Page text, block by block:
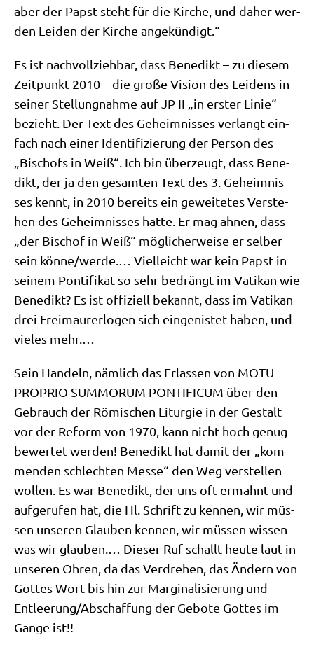
aber der Papst steht für die Kir­che, und daher wer­
den Lei­den der Kir­che angekündigt.“
Es ist nach­voll­zieh­bar, dass Bene­dikt – zu die­sem
Zeit­punkt 2010 – die gro­ße Visi­on des Lei­dens in
sei­ner Stel­lung­nah­me auf JP II „in erster Linie“
bezieht. Der Text des Geheim­nis­ses ver­langt ein­
fach nach einer Iden­ti­fi­zie­rung der Per­son des
„Bischofs in Weiß“. Ich bin über­zeugt, dass Bene­
dikt, der ja den gesam­ten Text des 3. Geheim­nis­
ses kennt, in 2010 bereits ein gewei­te­tes Ver­ste­
hen des Geheim­nis­ses hat­te. Er mag ahnen, dass
„der Bischof in Weiß“ mög­li­cher­wei­se er sel­ber
sein könne/​werde.… Viel­leicht war kein Papst in
sei­nem Pon­ti­fi­kat so sehr bedrängt im Vati­kan wie
Bene­dikt? Es ist offi­zi­ell bekannt, dass im Vati­kan
drei Frei­mau­rer­lo­gen sich ein­ge­ni­stet haben, und
vie­les mehr.…
Sein Han­deln, näm­lich das Erlas­sen von MOTU
PROPRIO SUMMORUM PONTIFICUM über den
Gebrauch der Römi­schen Lit­ur­gie in der Gestalt
vor der Reform von 1970, kann nicht hoch genug
bewer­tet wer­den! Bene­dikt hat damit der „kom­
men­den schlech­ten Mes­se“ den Weg ver­stel­len
wol­len. Es war Bene­dikt, der uns oft ermahnt und
auf­ge­ru­fen hat, die Hl. Schrift zu ken­nen, wir müs­
sen unse­ren Glau­ben ken­nen, wir müs­sen wis­sen
was wir glau­ben.… Die­ser Ruf schallt heu­te laut in
unse­ren Ohren, da das Ver­dre­hen, das Ändern von
Got­tes Wort bis hin zur Mar­gi­na­li­sie­rung und
Entleerung/​Abschaffung der Gebo­te Got­tes im
Gan­ge ist!!